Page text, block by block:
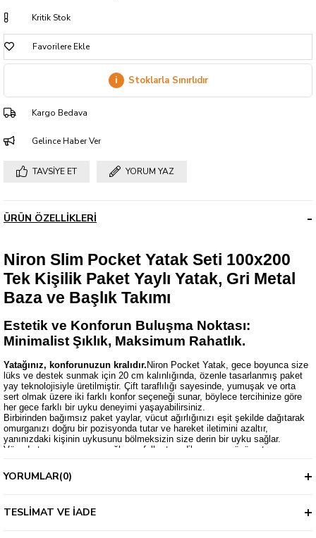
Kritik Stok
Favorilere Ekle
i Stoklarla Sınırlıdır
Kargo Bedava
Gelince Haber Ver
TAVSIYE ET YORUM YAZ
ÜRÜN ÖZELLIKLERI
Niron Slim Pocket Yatak Seti 100x200
Tek Kişilik Paket Yaylı Yatak, Gri Metal
Baza ve Başlık Takımı
Estetik ve Konforun Buluşma Noktası:
Minimalist Şıklık, Maksimum Rahatlık.
Yatağınız, konforunuzun kralıdır. Niron Pocket Yatak, gece boyunca size
lüks ve destek sunmak için 20 cm kalınlığında, özenle tasarlanmış paket
yay teknolojisiyle üretilmiştir. Çift taraflılığı sayesinde, yumuşak ve orta
sert olmak üzere iki farklı konfor seçeneği sunar, böylece tercihinize göre
her gece farklı bir uyku deneyimi yaşayabilirsiniz.
Birbirinden bağımsız paket yaylar, vücut ağırlığınızı eşit şekilde dağıtarak
omurganızı doğru bir pozisyonda tutar ve hareket iletimini azaltır,
yanınızdaki kişinin uykusunu bölmeksizin size derin bir uyku sağlar.
Vücuda tamamen uyum sağlayan full ortopedik yapısı, günün stres ve
Fermuarlı yatak kılıfı, nefes alabilir pamuklu örme kumaştan
ağartıcı kullanmadan kolayca yıkama yapabilirsiniz.
YORUMLAR(0)
TESLIMAT VE İADE